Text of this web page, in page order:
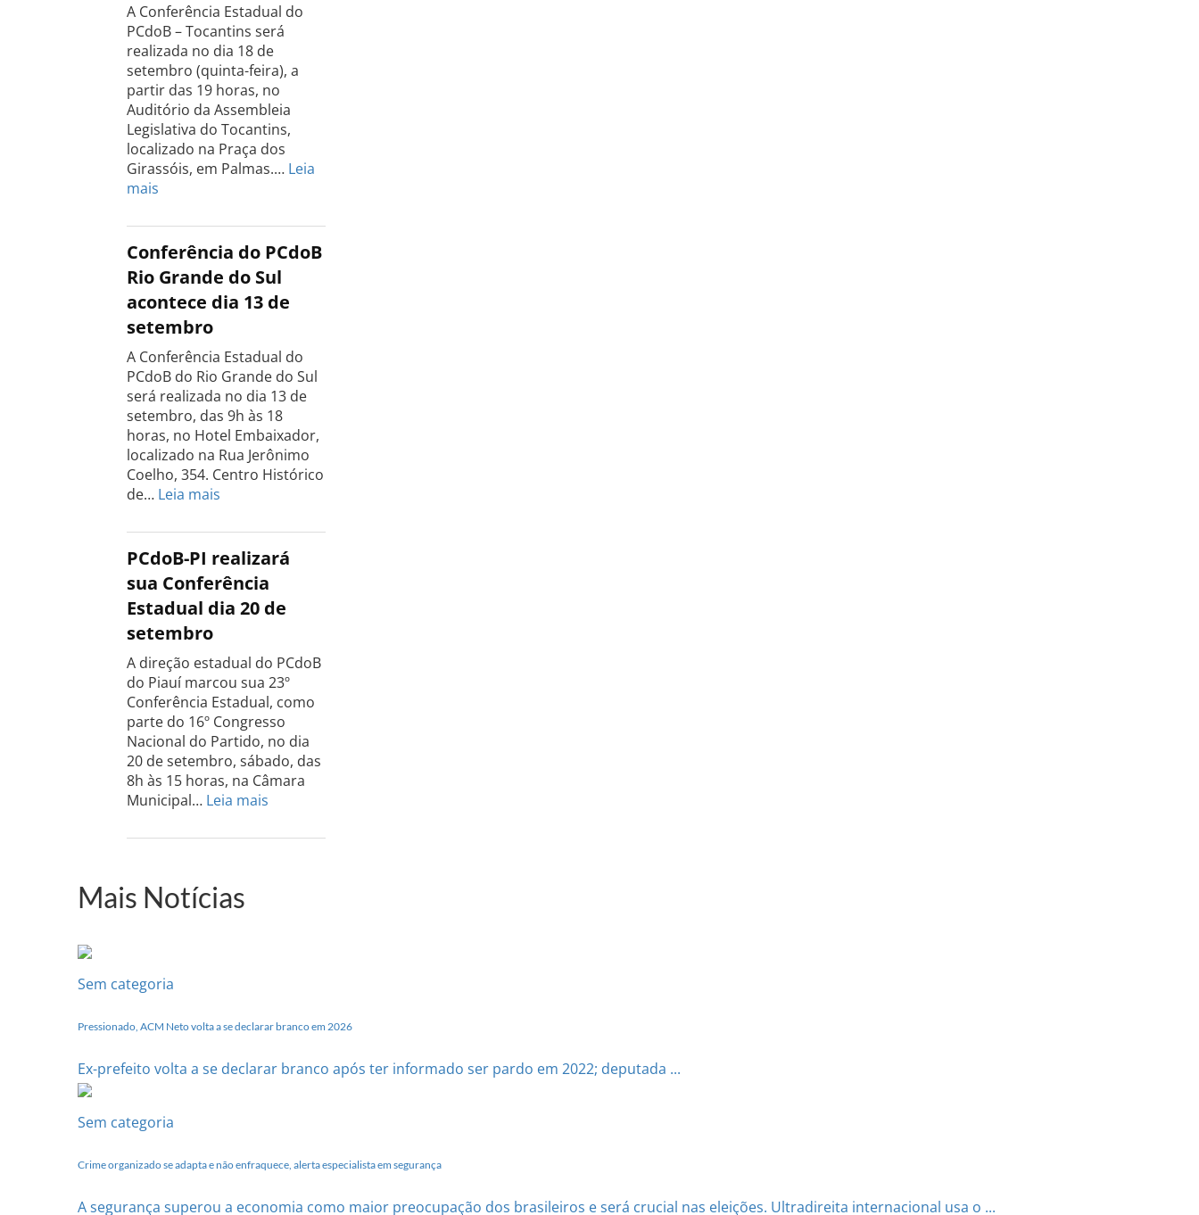
A Conferência Estadual do
PCdoB – Tocantins será
realizada no dia 18 de
setembro (quinta-feira), a
partir das 19 horas, no
Auditório da Assembleia
Legislativa do Tocantins,
localizado na Praça dos
Girassóis, em Palmas.… Leia
mais
Estadual
do
Tocantins
será
realizada
18
de
setembro
Conferência do PCdoB
Rio Grande do Sul
acontece dia 13 de
setembro
A Conferência Estadual do
PCdoB do Rio Grande do Sul
será realizada no dia 13 de
setembro, das 9h às 18
horas, no Hotel Embaixador,
localizado na Rua Jerônimo
Coelho, 354. Centro Histórico
de… Leia mais
do
PCdoB
Rio
Grande
do
dia
13
de
setembro
PCdoB-PI realizará
sua Conferência
Estadual dia 20 de
setembro
A direção estadual do PCdoB
do Piauí marcou sua 23º
Conferência Estadual, como
parte do 16º Congresso
Nacional do Partido, no dia
20 de setembro, sábado, das
8h às 15 horas, na Câmara
Municipal… Leia mais
PI
Mais Notícias
Sem categoria
Pressionado, ACM Neto volta a se declarar branco em 2026
Ex-prefeito volta a se declarar branco após ter informado ser pardo em 2022; deputada ...
Sem categoria
Crime organizado se adapta e não enfraquece, alerta especialista em segurança
A segurança superou a economia como maior preocupação dos brasileiros e será crucial nas eleições. Ultradireita internacional usa o ...